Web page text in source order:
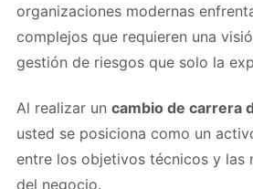
organizaciones modernas
complejos que requieren una
gestión de riesgos que solo la
Al realizar un cambio de carrera
usted se posiciona como un
entre los objetivos técnicos y las
del negocio.